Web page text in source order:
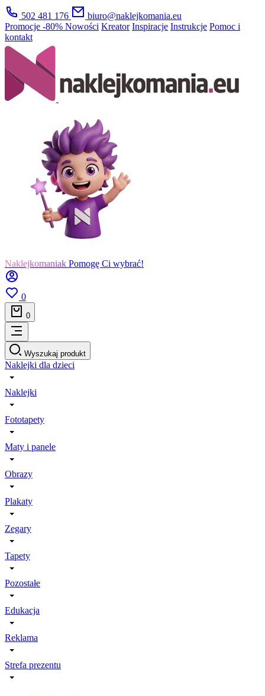
502 481 176
biuro@naklejkomania.eu
Promocje -80% Nowości Kreator Inspiracje Instrukcje Pomoc i
kontakt
Naklejkomaniak Pomogę Ci wybrać!
0
0
Wyszukaj produkt
Naklejki dla dzieci
Naklejki
Fototapety
Maty i panele
Obrazy
Plakaty
Zegary
Tapety
Pozostałe
Edukacja
Reklama
Strefa prezentu